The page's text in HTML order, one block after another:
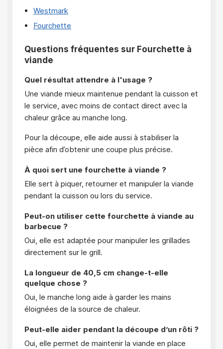
Westmark
Fourchette
Questions fréquentes sur Fourchette à
viande
Quel résultat attendre à l'usage ?
Une viande mieux maintenue pendant la cuisson et
le service, avec moins de contact direct avec la
chaleur grâce au manche long.
Pour la découpe, elle aide aussi à stabiliser la
pièce afin d’obtenir une coupe plus précise.
À quoi sert une fourchette à viande ?
Elle sert à piquer, retourner et manipuler la viande
pendant la cuisson ou lors du service.
Peut-on utiliser cette fourchette à viande au
barbecue ?
Oui, elle est adaptée pour manipuler les grillades
directement sur le grill.
La longueur de 40,5 cm change-t-elle
quelque chose ?
Oui, le manche long aide à garder les mains
éloignées de la source de chaleur.
Peut-elle aider pendant la découpe d’un rôti ?
Oui, elle permet de maintenir la viande en place